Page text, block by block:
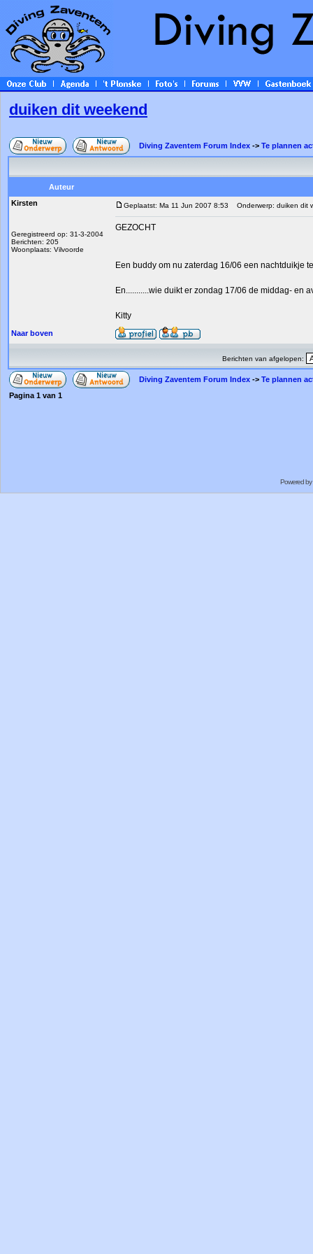
duiken dit weekend
Diving Zaventem Forum Index -> Te plannen
Auteur
Kirsten
Geregistreerd op: 31-3-2004
Berichten: 205
Woonplaats: Vilvoorde
Geplaatst: Ma 11 Jun 2007 8:53 Onderwerp: duiken dit
GEZOCHT
Een buddy om nu zaterdag 16/06 een nachtduikje
En...........wie duikt er zondag 17/06 de middag- en
Kitty
Naar boven
Berichten van afgelopen:
Diving Zaventem Forum Index -> Te plannen
Pagina 1 van 1
Powered by